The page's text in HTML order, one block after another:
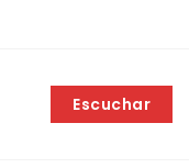
Escuchar